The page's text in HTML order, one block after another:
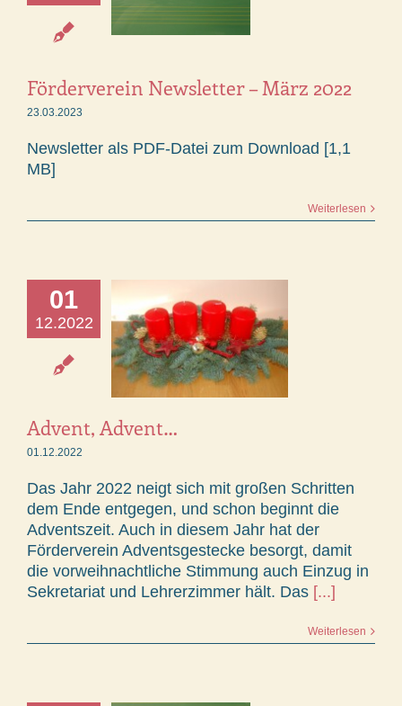
Förderverein Newsletter – März 2022
23.03.2023
Newsletter als PDF-Datei zum Download [1,1
MB]
Weiterlesen
01
12.2022
Advent, Advent…
01.12.2022
Das Jahr 2022 neigt sich mit großen Schritten
dem Ende entgegen, und schon beginnt die
Adventszeit. Auch in diesem Jahr hat der
Förderverein Adventsgestecke besorgt, damit
die vorweihnachtliche Stimmung auch Einzug in
Sekretariat und Lehrerzimmer hält. Das [...]
Weiterlesen